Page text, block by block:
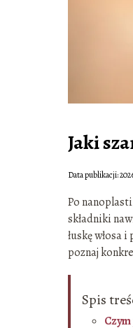
Jaki
Data publikacji:
Po
składniki
łuskę włosa
poznaj
Spis